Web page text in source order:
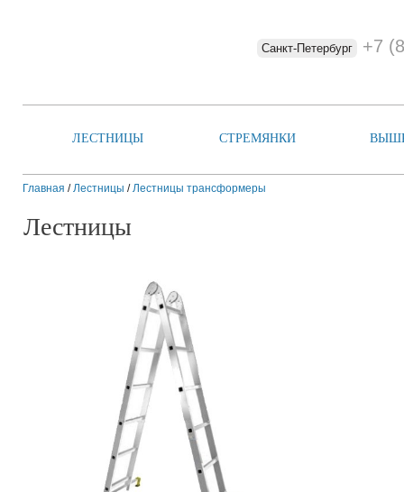
Санкт-Петербург +7
ЛЕСТНИЦЫ СТРЕМЯНКИ
Главная /Лестницы /Лестницы трансформеры
Лестницы